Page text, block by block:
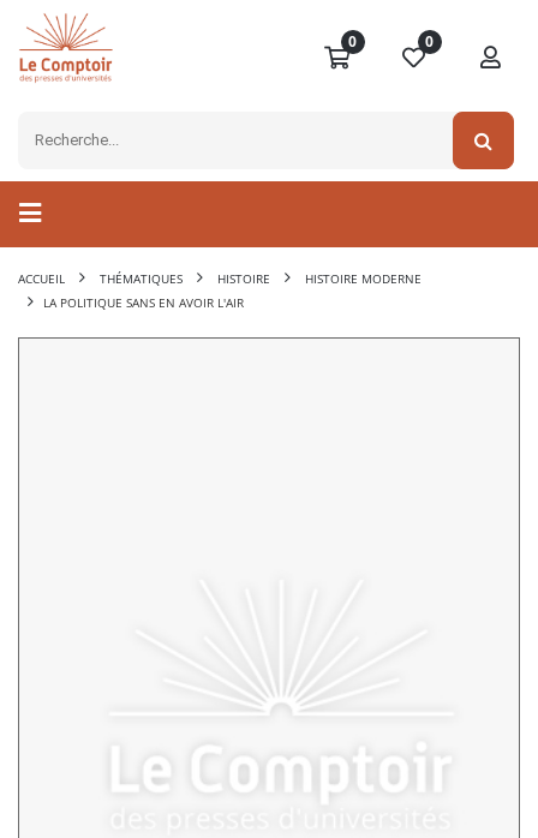
0 0
ACCUEIL THÉMATIQUES HISTOIRE
HISTOIRE MODERNE
LA POLITIQUE SANS EN AVOIR L'AIR